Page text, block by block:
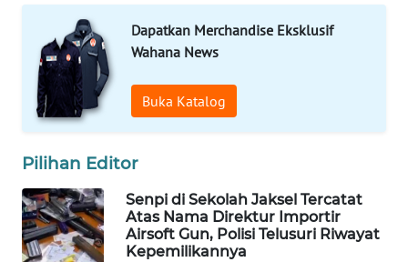
Dapatkan Merchandise Eksklusif
Wahana News
Buka Katalog
Pilihan Editor
Senpi di Sekolah Jaksel Tercatat
Atas Nama Direktur Importir
Airsoft Gun, Polisi Telusuri Riwayat
Kepemilikannya
WAHANA
HEALTH
WAHANA
DESA
WISATA
LAPAK
Wahana
Network